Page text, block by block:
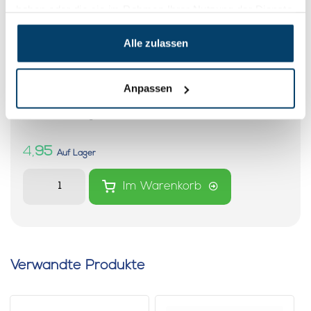
gesammelt haben.
Alle zulassen
Anpassen
Spiralkabel mit zwei Schlaufen
4,95 Auf Lager
Im Warenkorb
Verwandte Produkte